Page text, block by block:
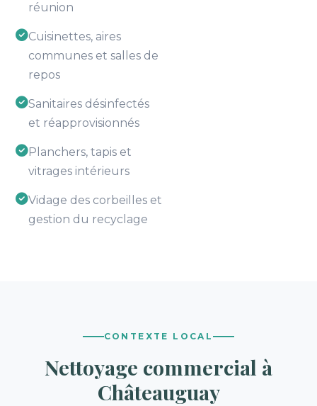
réunion
Cuisinettes, aires
communes et salles de
repos
Sanitaires désinfectés
et réapprovisionnés
Planchers, tapis et
vitrages intérieurs
Vidage des corbeilles et
gestion du recyclage
CONTEXTE LOCAL
Nettoyage commercial à
Châteauguay